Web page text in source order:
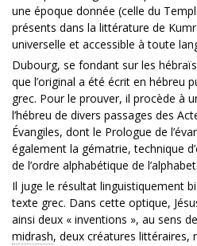
une époque donnée (celle du
présents dans la littérature de
universelle et accessible à toute
Dubourg, se fondant sur les
que l’original a été écrit en hébreu
grec. Pour le prouver, il procède à
l’hébreu de divers passages des
Évangiles, dont le Prologue de
également la gématrie, technique
de l’ordre alphabétique de
Il juge le résultat linguistiquement
texte grec. Dans cette optique,
ainsi deux « inventions », au sens
midrash, deux créatures littéraires,